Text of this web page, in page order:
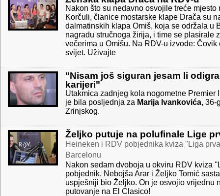
Nakon što su nedavno osvojile treće
Korčuli, članice mostarske klape Drača su
dalmatinskih klapa Omiš, koja se održala u
nagradu stručnoga žirija, i time se plasirale
večerima u Omišu. Na RDV-u izvode:
svijet. Uživajte
"Nisam još siguran jesam li
karijeri"
Utakmica zadnjeg kola nogometne
je bila posljednja za Marija Ivankovića, 36-
Zrinjskog.
Željko putuje na polufinale Lige
Heineken i RDV pobjednika kviza ''Liga
Barcelonu
Nakon sedam dvoboja u okviru RDV kviza
pobjednik. Nebojša Arar i Željko Tomić
uspješniji bio Željko. On je osvojio vrijednu
putovanje na El Clasico!